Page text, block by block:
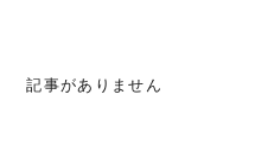
記事がありません